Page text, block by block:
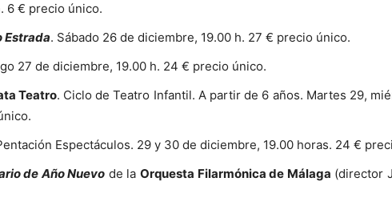
6 € precio único.
Estrada. Sábado 26 de diciembre, 19.00 h. 27 € precio único.
27 de diciembre, 19.00 h. 24 € precio único.
Teatro. Ciclo de Teatro Infantil. A partir de 6 años. Martes 29,
Espectáculos. 29 y 30 de diciembre, 19.00 horas. 24 €
de Año Nuevo de laOrquesta Filarmónica de Málaga (director